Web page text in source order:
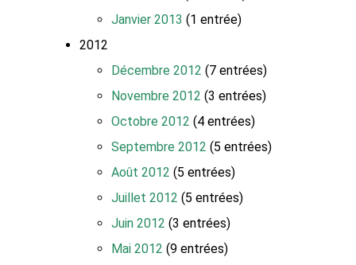
Janvier 2013 (1 entrée)
2012
Décembre 2012 (7 entrées)
Novembre 2012 (3 entrées)
Octobre 2012 (4 entrées)
Septembre 2012 (5 entrées)
Août 2012 (5 entrées)
Juillet 2012 (5 entrées)
Juin 2012 (3 entrées)
Mai 2012 (9 entrées)